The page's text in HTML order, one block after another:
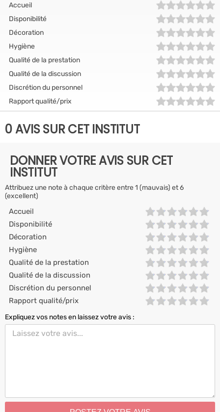
Accueil
Disponibilité
Décoration
Hygiène
Qualité de la prestation
Qualité de la discussion
Discrétion du personnel
Rapport qualité/prix
0 AVIS SUR CET INSTITUT
DONNER VOTRE AVIS SUR CET
INSTITUT
Attribuez une note à chaque critère entre 1 (mauvais) et 6
(excellent)
Accueil
Disponibilité
Décoration
Hygiène
Qualité de la prestation
Qualité de la discussion
Discrétion du personnel
Rapport qualité/prix
Expliquez vos notes en laissez votre avis :